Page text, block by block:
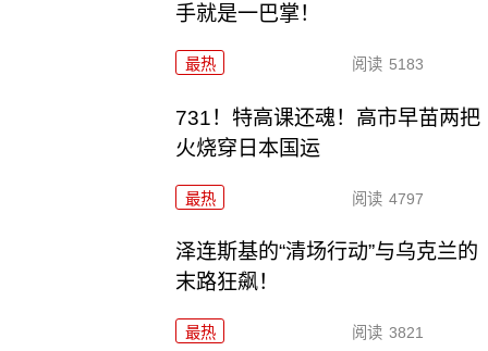
手就是一巴掌！
最热 阅读 5183
731！特高课还魂！高市早苗两把
火烧穿日本国运
最热 阅读 4797
泽连斯基的“清场行动”与乌克兰的
末路狂飙！
最热 阅读 3821